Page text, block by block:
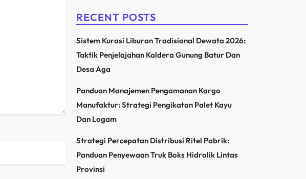
RECENT POSTS
Sistem Kurasi Liburan Tradisional Dewata 2026:
Taktik Penjelajahan Kaldera Gunung Batur Dan
Desa Aga
Panduan Manajemen Pengamanan Kargo
Manufaktur: Strategi Pengikatan Palet Kayu
Dan Logam
Strategi Percepatan Distribusi Ritel Pabrik:
Panduan Penyewaan Truk Boks Hidrolik Lintas
Provinsi